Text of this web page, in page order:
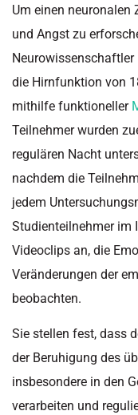
Um einen
und Angst zu
Neurowissenschaftler
die Hirnfunktion von
mithilfe funktioneller
Teilnehmer wurden
regulären Nacht
nachdem die
jedem
Studienteilnehmer im
Videoclips an, die
Veränderungen der
beobachten.
Sie stellen fest, dass
der Beruhigung des
insbesondere in den
verarbeiten und